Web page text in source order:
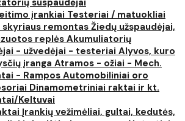
suspaudėjai
įrankiai Testeriai / matuokliai
skyriaus remontas Žiedų užspaudėjai,
replės Akumuliatorių
- užvedėjai - testeriai Alyvos, kuro
įranga Atramos - ožiai - Mech.
- Rampos Automobiliniai oro
Dinamometriniai raktai ir kt.
Keltuvai
Įrankių vežimėliai, gultai, kedutės,